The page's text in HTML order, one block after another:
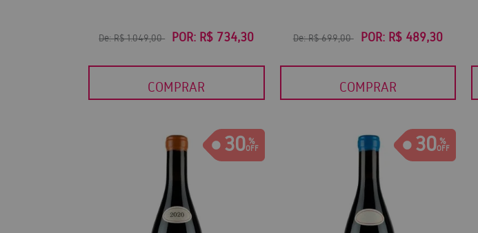
De:R$ 1.049,00 POR: R$ 734,30
COMPRAR
De:R$ 699,00 POR: R$ 489,30
COMPRAR
30 30